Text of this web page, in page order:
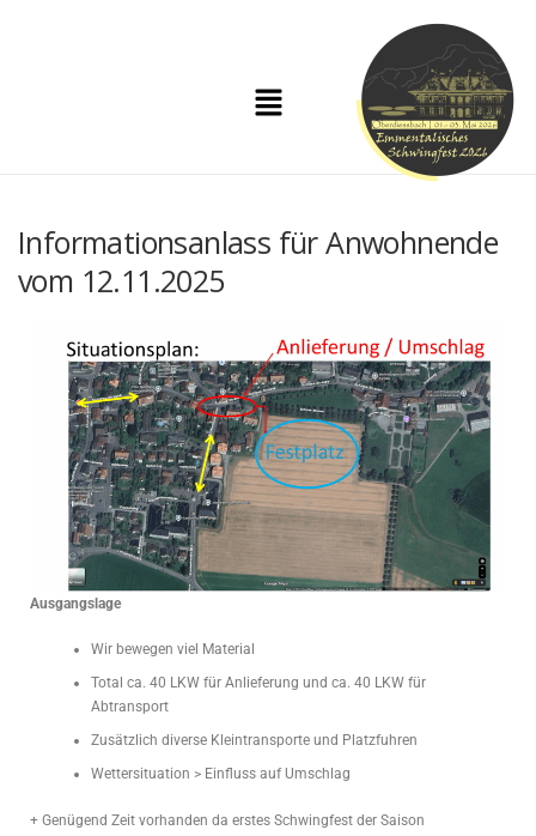
Informationsanlass für Anwohnende
vom 12.11.2025
Ausgangslage
Wir bewegen viel Material
Total ca. 40 LKW für Anlieferung und ca. 40 LKW für
Abtransport
Zusätzlich diverse Kleintransporte und Platzfuhren
Wettersituation > Einfluss auf Umschlag
+ Genügend Zeit vorhanden da erstes Schwingfest der Saison